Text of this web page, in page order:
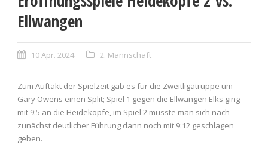
Ellwangen
10 Apr. 2024 2. Mannschaft
Zum Auftakt der Spielzeit gab es für die Zweitligatruppe um
Gary Owens einen Split; Spiel 1 gegen die Ellwangen Elks ging
mit 9:5 an die Heideköpfe, im Spiel 2 musste man sich nach
zunächst deutlicher Führung dann noch mit 9:12 geschlagen
geben.